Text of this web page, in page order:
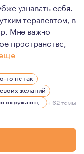
узнавать себя.
терапевтом, в
Мне важно
пространство,
путь
на то, что бы
то не так
желаний
Повышенная восприимчивость к мнению окружающих + 62 темы